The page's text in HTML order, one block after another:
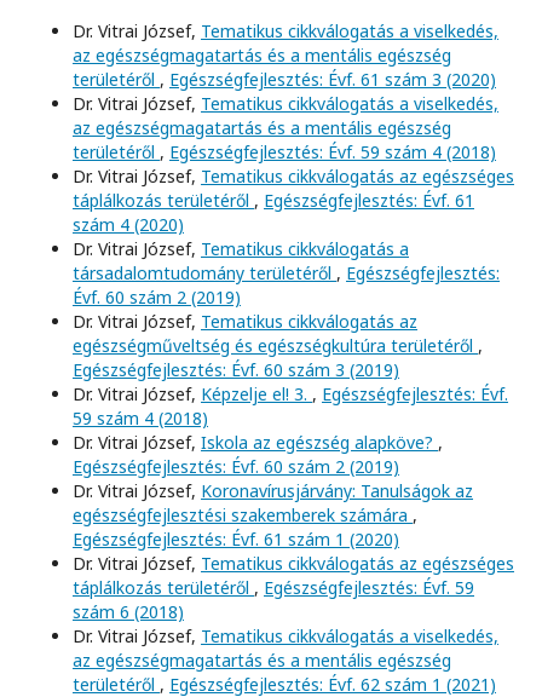
Dr. Vitrai József, Tematikus cikkválogatás a viselkedés,
az egészségmagatartás és a mentális egészség
területéről , Egészségfejlesztés: Évf. 61 szám 3 (2020)
Dr. Vitrai József, Tematikus cikkválogatás a viselkedés,
az egészségmagatartás és a mentális egészség
területéről , Egészségfejlesztés: Évf. 59 szám 4 (2018)
Dr. Vitrai József, Tematikus cikkválogatás az egészséges
táplálkozás területéről , Egészségfejlesztés: Évf. 61
szám 4 (2020)
Dr. Vitrai József, Tematikus cikkválogatás a
társadalomtudomány területéről , Egészségfejlesztés:
Évf. 60 szám 2 (2019)
Dr. Vitrai József, Tematikus cikkválogatás az
egészségműveltség és egészségkultúra területéről ,
Egészségfejlesztés: Évf. 60 szám 3 (2019)
Dr. Vitrai József, Képzelje el! 3. , Egészségfejlesztés: Évf.
59 szám 4 (2018)
Dr. Vitrai József, Iskola az egészség alapköve? ,
Egészségfejlesztés: Évf. 60 szám 2 (2019)
Dr. Vitrai József, Koronavírusjárvány: Tanulságok az
egészségfejlesztési szakemberek számára ,
Egészségfejlesztés: Évf. 61 szám 1 (2020)
Dr. Vitrai József, Tematikus cikkválogatás az egészséges
táplálkozás területéről , Egészségfejlesztés: Évf. 59
szám 6 (2018)
Dr. Vitrai József, Tematikus cikkválogatás a viselkedés,
az egészségmagatartás és a mentális egészség
területéről , Egészségfejlesztés: Évf. 62 szám 1 (2021)